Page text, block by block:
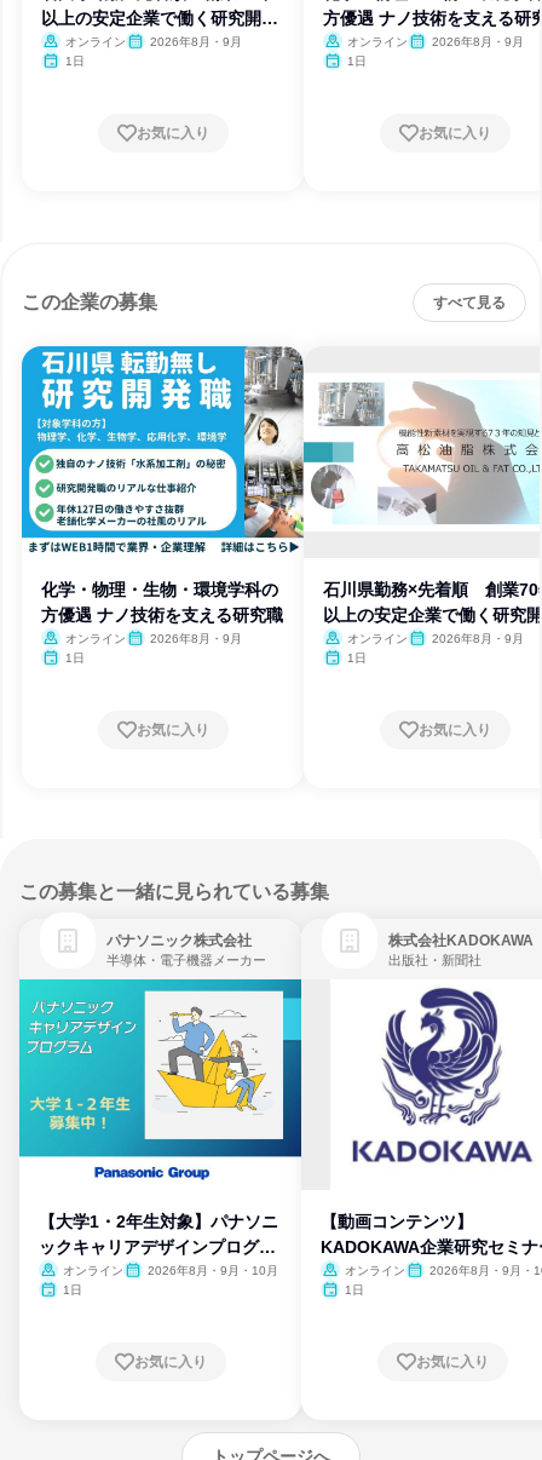
以上の安定企業で働く研究開発
職
オンライン
2026年8月・9月
1日
お気に入り
方優遇 ナノ技術を支える研
オンライン
2026年8月・9月
1日
お気に入り
この企業の募集 すべて見る
化学・物理・生物・環境学科の
方優遇 ナノ技術を支える研究職
オンライン
2026年8月・9月
1日
お気に入り
石川県勤務×先着順 創業70
以上の安定企業で働く研究
職
オンライン
2026年8月・9月
1日
お気に入り
この募集と一緒に見られている募集
パナソニック株式会社
半導体・電子機器メーカー
【大学1・2年生対象】パナソニ
ックキャリアデザインプログラ
ム
オンライン
2026年8月・9月・10月
1日
お気に入り
株式会社KADOKAWA
出版社・新聞社
【動画コンテンツ】
KADOKAWA企業研究セミナ
オンライン
2026年8月・9月・
1日
お気に入り